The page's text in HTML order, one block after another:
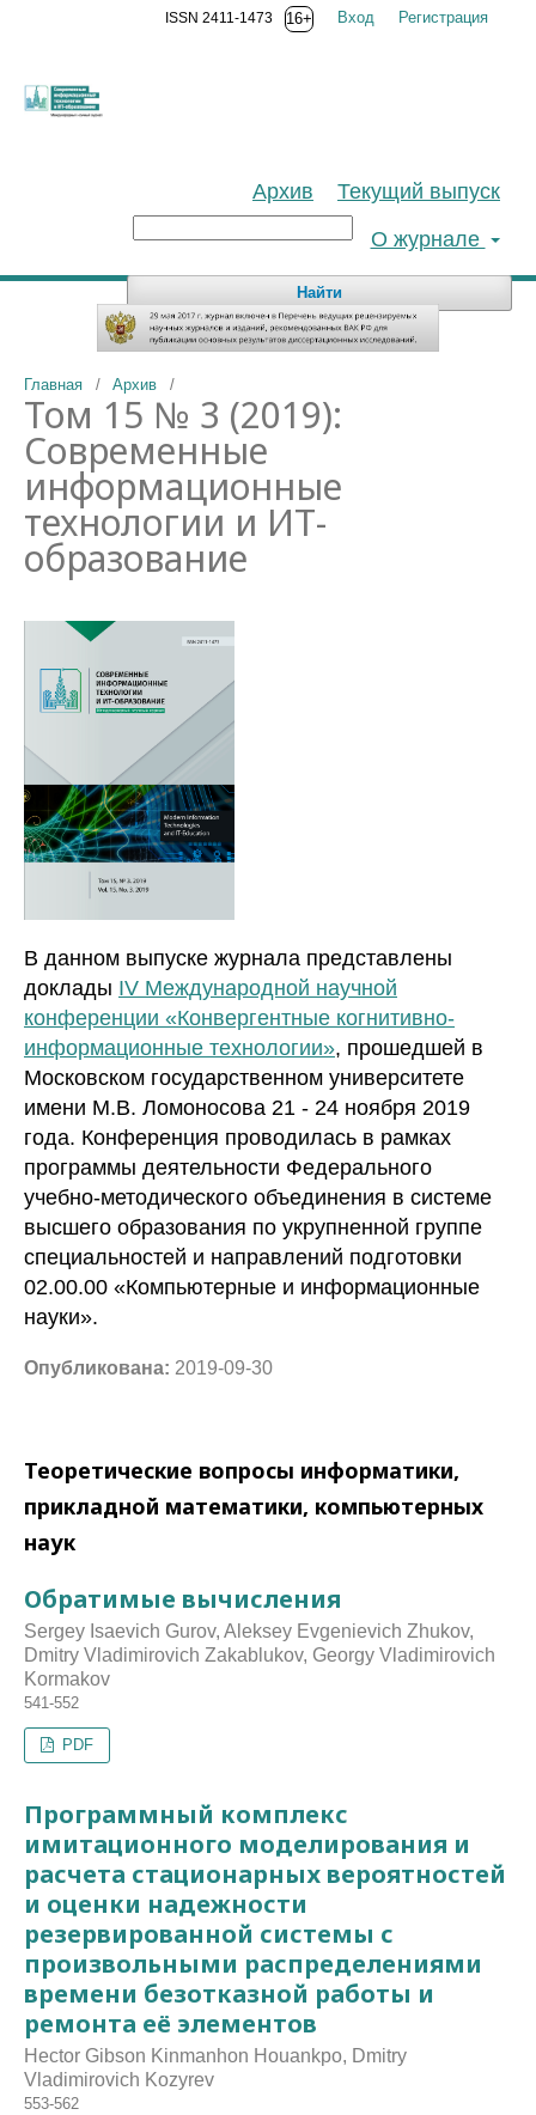
Текущий выпуск
Архив
О журнале
Найти
Регистрация
Вход
ISSN 2411-1473 16+
Главная / Архив /
Том 15 № 3 (2019):
Современные
информационные
технологии и ИТ-
образование
В данном выпуске журнала представлены
доклады IV Международной научной
конференции «Конвергентные когнитивно-
информационные технологии», прошедшей в
Московском государственном университете
имени М.В. Ломоносова 21 - 24 ноября 2019
года. Конференция проводилась в рамках
программы деятельности Федерального
учебно-методического объединения в системе
высшего образования по укрупненной группе
специальностей и направлений подготовки
02.00.00 «Компьютерные и информационные
науки».
Опубликована: 2019-09-30
Теоретические вопросы информатики,
прикладной математики, компьютерных
наук
Обратимые вычисления
Sergey Isaevich Gurov, Aleksey Evgenievich Zhukov,
Dmitry Vladimirovich Zakablukov, Georgy Vladimirovich
Kormakov
541-552
PDF
Программный комплекс
имитационного моделирования и
расчета стационарных вероятностей
и оценки надежности
резервированной системы с
произвольными распределениями
времени безотказной работы и
ремонта её элементов
Hector Gibson Kinmanhon Houankpo, Dmitry
Vladimirovich Kozyrev
553-562